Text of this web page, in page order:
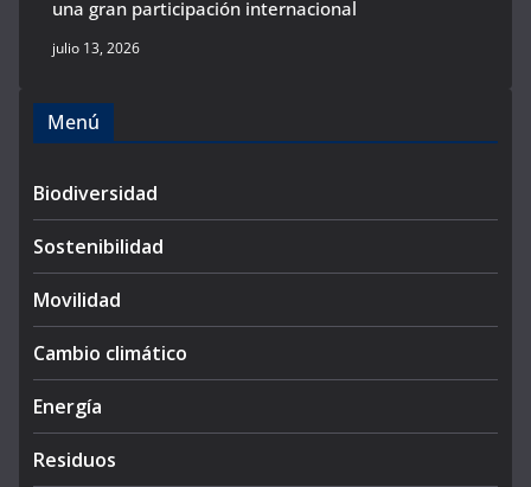
una gran participación internacional
julio 13, 2026
Menú
Biodiversidad
Sostenibilidad
Movilidad
Cambio climático
Energía
Residuos